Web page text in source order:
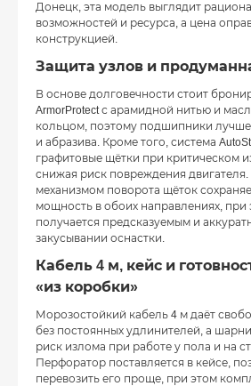
Донецк, эта модель выглядит
возможностей и ресурса, а цена
конструкцией.
Защита узлов и
В основе долговечности стоит
ArmorProtect с арамидной нитью и
кольцом, поэтому подшипники
и абразива. Кроме того, система
графитовые щётки при критическом
снижая риск повреждения двигателя.
механизмом поворота щёток
мощность в обоих направлениях,
получается предсказуемым и
закусывании оснастки.
Кабель 4 м, кейс и
«из коробки»
Морозостойкий кабель 4 м даёт
без постоянных удлинителей, а
риск излома при работе у пола и на
Перфоратор поставляется в кейсе,
перевозить его проще, при этом